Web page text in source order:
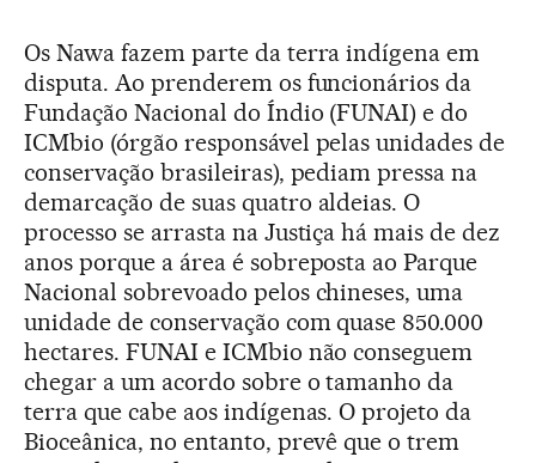
Os Nawa fazem parte da terra indígena em
disputa. Ao prenderem os funcionários da
Fundação Nacional do Índio (FUNAI) e do
ICMbio (órgão responsável pelas unidades de
conservação brasileiras), pediam pressa na
demarcação de suas quatro aldeias. O
processo se arrasta na Justiça há mais de dez
anos porque a área é sobreposta ao Parque
Nacional sobrevoado pelos chineses, uma
unidade de conservação com quase 850.000
hectares. FUNAI e ICMbio não conseguem
chegar a um acordo sobre o tamanho da
terra que cabe aos indígenas. O projeto da
Bioceânica, no entanto, prevê que o trem